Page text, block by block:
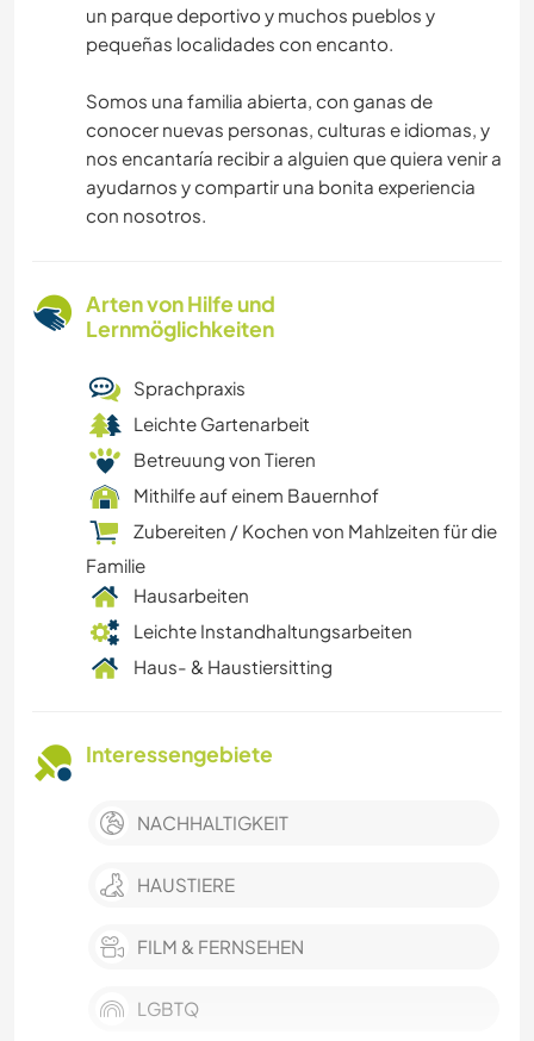
un parque deportivo y muchos pueblos y
pequeñas localidades con encanto.
Somos una familia abierta, con ganas de
conocer nuevas personas, culturas e idiomas, y
nos encantaría recibir a alguien que quiera venir a
ayudarnos y compartir una bonita experiencia
con nosotros.
Arten von Hilfe und
Lernmöglichkeiten
Sprachpraxis
Leichte Gartenarbeit
Betreuung von Tieren
Mithilfe auf einem Bauernhof
Zubereiten / Kochen von Mahlzeiten für die
Familie
Hausarbeiten
Leichte Instandhaltungsarbeiten
Haus- & Haustiersitting
Interessengebiete
NACHHALTIGKEIT
HAUSTIERE
FILM & FERNSEHEN
LGBTQ